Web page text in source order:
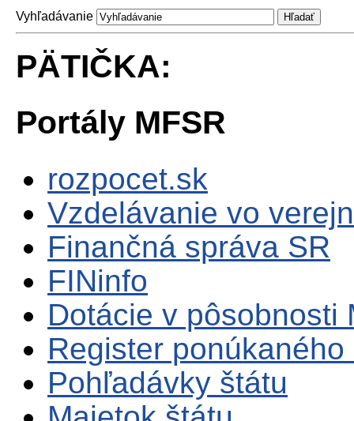
Vyhľadávanie
PÄTIČKA:
Portály MFSR
rozpocet.sk
Vzdelávanie vo
Finančná správa SR
FINinfo
Dotácie v pôsobnosti
Register
Pohľadávky štátu